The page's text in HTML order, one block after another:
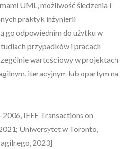
UML, możliwość śledzenia i
praktyk inżynierii
go odpowiednim do użytku w
przypadków i pracach
wartościowy w projektach
iteracyjnym lub opartym na
IEEE Transactions on
Uniwersytet w Toronto,
2023]